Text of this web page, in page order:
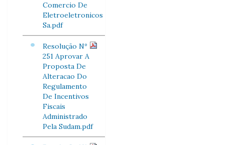
Comercio De
Eletroeletronicos
Sa.pdf
Resolução Nº
251 Aprovar A
Proposta De
Alteracao Do
Regulamento
De Incentivos
Fiscais
Administrado
Pela Sudam.pdf